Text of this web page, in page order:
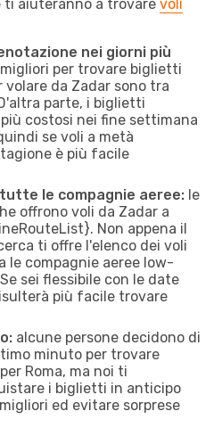
ti aiuteranno a trovare voli
nei giorni più
per trovare biglietti
volare da Zadar sono tra
parte, i biglietti
costosi nei fine settimana
se voli a metà
è più facile
le compagnie aeree: le
offrono voli da Zadar a
Non appena il
ti offre l'elenco dei voli
le compagnie aeree low-
sei flessibile con le date
più facile trovare
alcune persone decidono di
minuto per trovare
Roma, ma noi ti
i biglietti in anticipo
ed evitare sorprese